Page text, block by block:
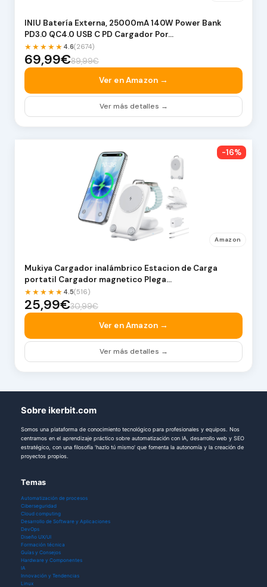
INIU Batería Externa, 25000mA 140W Power Bank
PD3.0 QC4.0 USB C PD Cargador Por…
★★★★★ 4.6(2674)
69,99€89,99€
Ver en Amazon →
Ver más detalles →
-16%
Amazon
Mukiya Cargador inalámbrico Estacion de Carga
portatil Cargador magnetico Plega…
★★★★★ 4.5(516)
25,99€30,99€
Ver en Amazon →
Ver más detalles →
Sobre ikerbit.com
Somos una plataforma de conocimiento tecnológico para profesionales y equipos. Nos
centramos en el aprendizaje práctico sobre automatización con IA, desarrollo web y SEO
estratégico, con una filosofía 'hazlo tú mismo' que fomenta la autonomía y la creación de
proyectos propios.
Temas
Automatización de procesos
Ciberseguridad
Cloud computing
Desarrollo de Software y Aplicaciones
DevOps
Diseño UX/UI
Formación técnica
Guías y Consejos
Hardware y Componentes
IA
Innovación y Tendencias
Linux